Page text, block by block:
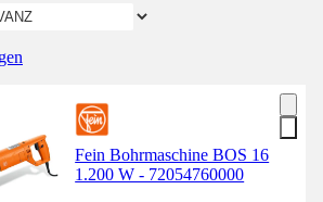
Fein Bohrmaschine BOS 16
1.200 W - 72054760000